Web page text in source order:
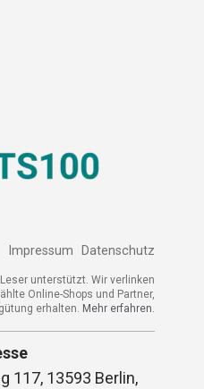
Impressum Datenschutz
unterstützt. Wir verlinken
Online-Shops und Partner,
erhalten. Mehr erfahren.
117, 13593 Berlin,